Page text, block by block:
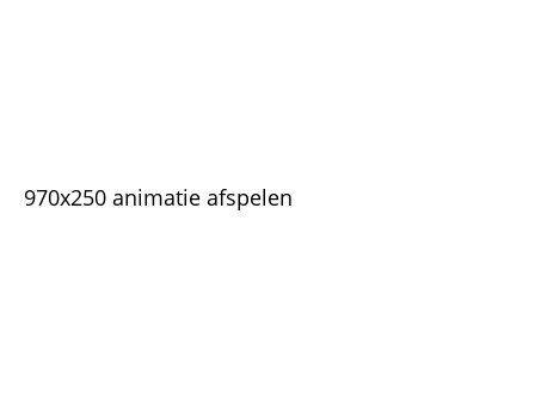
970x250 animatie afspelen